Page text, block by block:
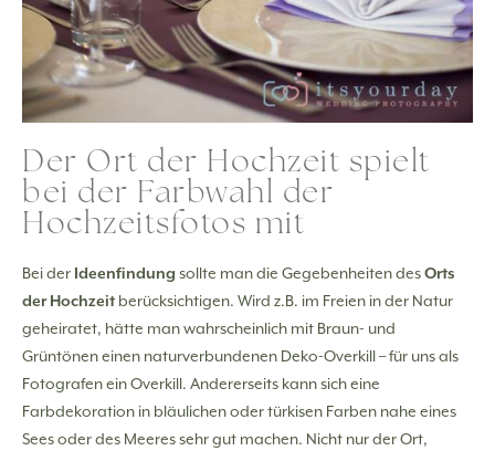
Der Ort der Hochzeit spielt
bei der Farbwahl der
Hochzeitsfotos mit
Bei der Ideenfindung sollte man die Gegebenheiten desOrts
der Hochzeit berücksichtigen. Wird z.B. im Freien in der Natur
geheiratet, hätte man wahrscheinlich mit Braun- und
Grüntönen einen naturverbundenen Deko-Overkill – für uns als
Fotografen ein Overkill. Andererseits kann sich eine
Farbdekoration in bläulichen oder türkisen Farben nahe eines
Sees oder des Meeres sehr gut machen. Nicht nur der Ort,